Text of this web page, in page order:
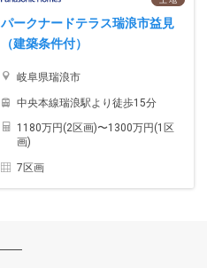
パークナードテラス瑞浪市益見
（建築条件付）
岐阜県瑞浪市
中央本線瑞浪駅より徒歩15分
1180万円(2区画)〜1300万円(1区
画)
7区画